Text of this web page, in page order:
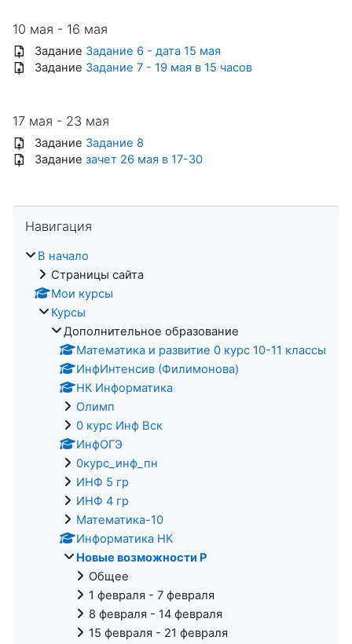
10 мая - 16 мая
Задание Задание 6 - дата 15 мая
Задание Задание 7 - 19 мая в 15 часов
17 мая - 23 мая
Задание Задание 8
Задание зачет 26 мая в 17-30
Навигация
В начало
Страницы сайта
Мои курсы
Курсы
Дополнительное образование
Математика и развитие 0 курс 10-11 классы
ИнфИнтенсив (Филимонова)
НК Информатика
Олимп
0 курс Инф Вск
ИнфОГЭ
0курс_инф_пн
ИНФ 5 гр
ИНФ 4 гр
Математика-10
Информатика НК
Новые возможности Р
Общее
1 февраля - 7 февраля
8 февраля - 14 февраля
15 февраля - 21 февраля